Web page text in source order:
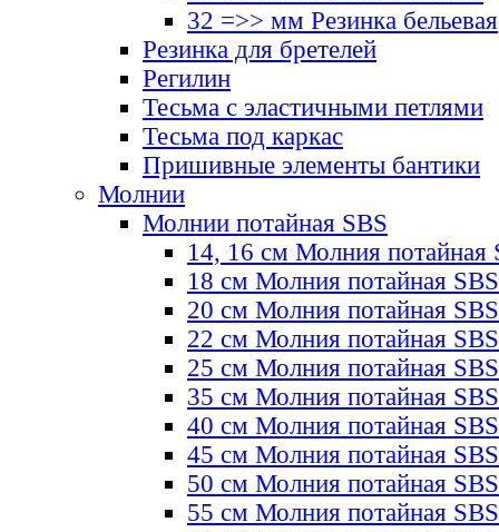
32 =>> мм Резинка бельевая
Резинка для бретелей
Регилин
Тесьма с эластичными петлями
Тесьма под каркас
Пришивные элементы бантики
Молнии
Молнии потайная SBS
14, 16 см Молния потайная
18 см Молния потайная SBS
20 см Молния потайная SBS
22 см Молния потайная SBS
25 см Молния потайная SBS
35 см Молния потайная SBS
40 см Молния потайная SBS
45 см Молния потайная SBS
50 см Молния потайная SBS
55 см Молния потайная SBS